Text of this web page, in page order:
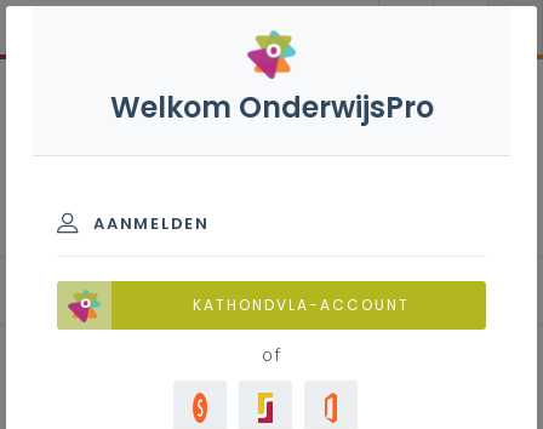
Actie 3
Welkom OnderwijsPro
AANMELDEN
KATHONDVLA-ACCOUNT
of